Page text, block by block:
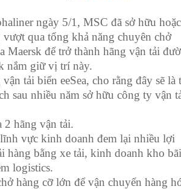
ngày 5/1, MSC đã sở hữu hoặc
qua tổng khả năng chuyên chở
để trở thành hãng vận tải
nắm giữ vị trí này.
tải biển eeSea, cho rằng đây sẽ là
sau nhiều năm sở hữu công ty vận
2 hãng vận tải.
vực kinh doanh đem lại nhiều lợi
hàng bằng xe tải, kinh doanh kho bãi
logistics.
hàng cỡ lớn để vận chuyển hàng